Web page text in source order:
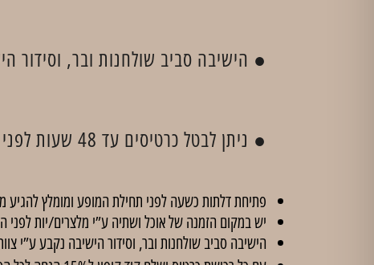
● הישיבה סביב שולחנות ובר, וסידור
● ניתן לבטל כרטיסים עד 48 שעות לפני קיום המופע, בכפוף לדמי ביטול בסך 5 ₪ לכרטיס. לאחר מועד זה לא יהיו ביטולים.
פתיחת דלתות כשעה לפני תחילת המופע ומומלץ להגיע
יש במקום הזמנה של אוכל ושתיה ע”י מלצרים/יות לפני
הישיבה סביב שולחנות ובר, וסידור הישיבה נקבע ע”י